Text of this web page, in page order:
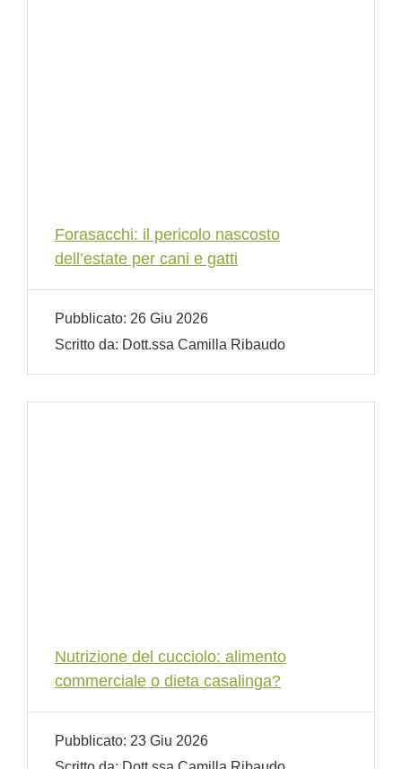
Forasacchi: il pericolo nascosto
dell’estate per cani e gatti
Pubblicato: 26 Giu 2026
Scritto da: Dott.ssa Camilla Ribaudo
Nutrizione del cucciolo: alimento
commerciale o dieta casalinga?
Pubblicato: 23 Giu 2026